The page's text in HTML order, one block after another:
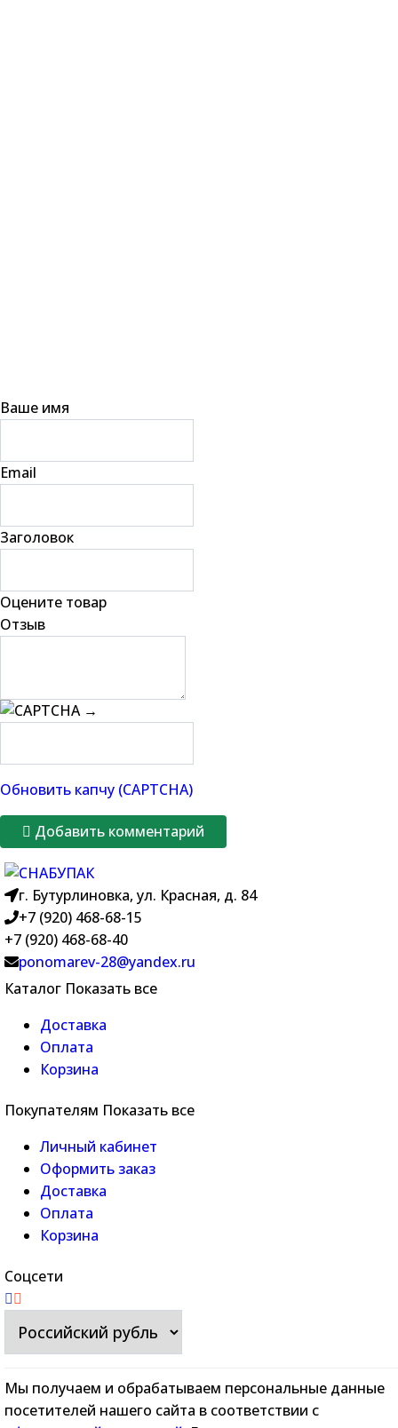
Ваше имя
Email
Заголовок
Оцените товар
Отзыв
→
Обновить капчу (CAPTCHA)
Добавить комментарий
г. Бутурлиновка, ул. Красная, д. 84
+7 (920) 468-68-15
+7 (920) 468-68-40
ponomarev-28@yandex.ru
Каталог Показать все
Доставка
Оплата
Корзина
Покупателям Показать все
Личный кабинет
Оформить заказ
Доставка
Оплата
Корзина
Соцсети
Мы получаем и обрабатываем персональные данные
посетителей нашего сайта в соответствии с